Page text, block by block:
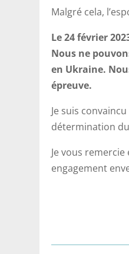
Malgré cela,
Le 24 février
Nous ne
en Ukraine.
épreuve.
Je suis
détermination
Je vous
engagement